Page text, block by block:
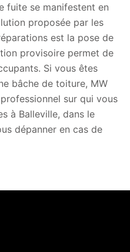
fuite se manifestent en
proposée par les
est la pose de
provisoire permet de
Si vous êtes
bâche de toiture, MW
sur qui vous
à Balleville, dans le
dépanner en cas de